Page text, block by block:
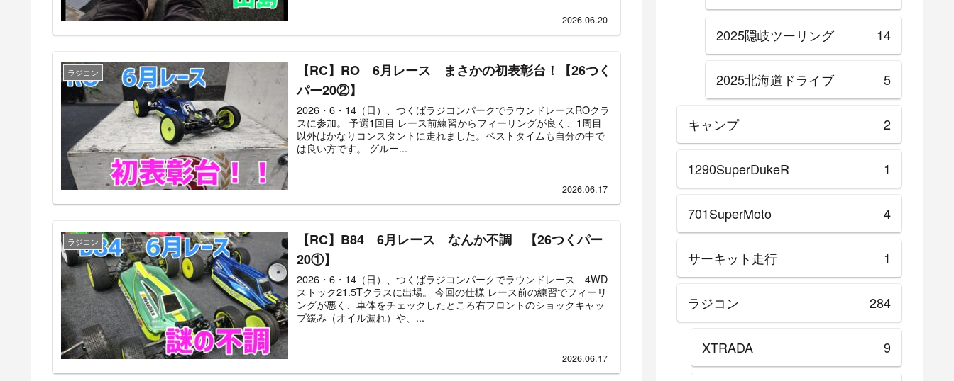
2026.06.20
ラジコン
【RC】RO 6月レース まさかの初表彰台！【26つく
パー20②】
2026・6・14（日）、つくばラジコンパークでラウンドレースROクラ
スに参加。 予選1回目 レース前練習からフィーリングが良く、1周目
以外はかなりコンスタントに走れました。ベストタイムも自分の中で
は良い方です。 グルー...
2026.06.17
ラジコン
【RC】B84 6月レース なんか不調 【26つくパー
20①】
2026・6・14（日）、つくばラジコンパークでラウンドレース 4WD
ストック21.5Tクラスに出場。 今回の仕様 レース前の練習でフィーリ
ングが悪く、車体をチェックしたところ右フロントのショックキャッ
プ緩み（オイル漏れ）や、...
2026.06.17
2025隠岐ツーリング 14
2025北海道ドライブ 5
キャンプ 2
1290SuperDukeR 1
701SuperMoto 4
サーキット走行 1
ラジコン 284
XTRADA 9